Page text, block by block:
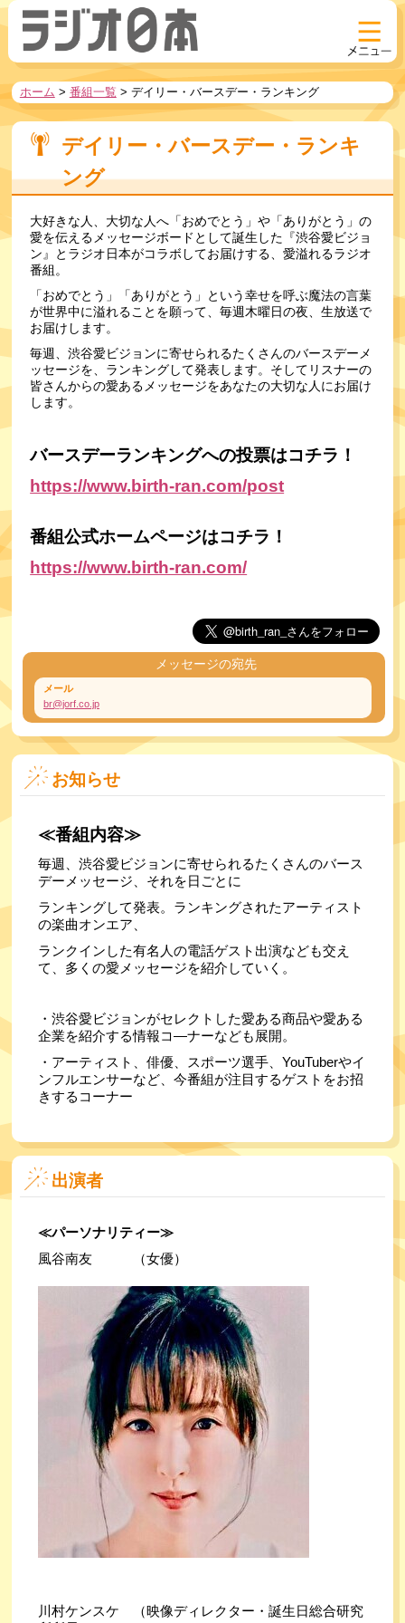
ホーム > 番組一覧 > デイリー・バースデー・ランキング
デイリー・バースデー・ランキ
ング
大好きな人、大切な人へ「おめでとう」や「ありがとう」の
愛を伝えるメッセージボードとして誕生した『渋谷愛ビジョ
ン』とラジオ日本がコラボしてお届けする、愛溢れるラジオ
番組。
「おめでとう」「ありがとう」という幸せを呼ぶ魔法の言葉
が世界中に溢れることを願って、毎週木曜日の夜、生放送で
お届けします。
毎週、渋谷愛ビジョンに寄せられるたくさんのバースデーメ
ッセージを、ランキングして発表します。そしてリスナーの
皆さんからの愛あるメッセージをあなたの大切な人にお届け
します。
バースデーランキングへの投票はコチラ！
https://www.birth-ran.com/post
番組公式ホームページはコチラ！
https://www.birth-ran.com/
メッセージの宛先
メール
br@jorf.co.jp
お知らせ
≪番組内容≫
毎週、渋谷愛ビジョンに寄せられるたくさんのバース
デーメッセージ、それを日ごとに
ランキングして発表。ランキングされたアーティスト
の楽曲オンエア、
ランクインした有名人の電話ゲスト出演なども交え
て、多くの愛メッセージを紹介していく。
・渋谷愛ビジョンがセレクトした愛ある商品や愛ある
企業を紹介する情報コ―ナーなども展開。
・アーティスト、俳優、スポーツ選手、YouTuberやイ
ンフルエンサーなど、今番組が注目するゲストをお招
きするコーナー
出演者
≪パーソナリティー≫
風谷南友　　　（女優）
川村ケンスケ　（映像ディレクター・誕生日総合研究